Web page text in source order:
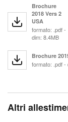
Brochure
2018 Vers 2
USA
formato: .pdf -
dim: 8.4MB
Brochure
formato: .pdf -
Altri